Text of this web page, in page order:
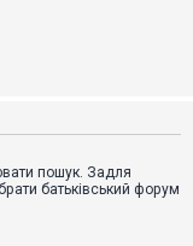
пошук. Задля
батьківський форум